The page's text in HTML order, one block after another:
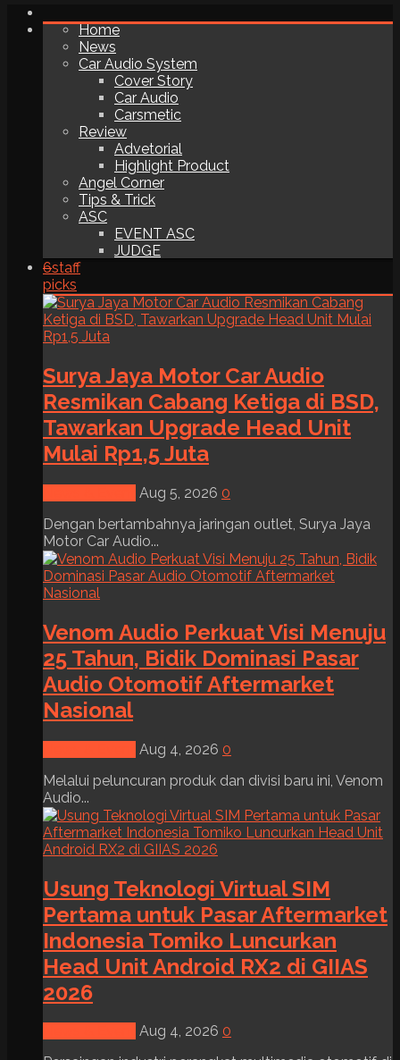
Home
News
Car Audio System
Cover Story
Car Audio
Carsmetic
Review
Advetorial
Highlight Product
Angel Corner
Tips & Trick
ASC
EVENT ASC
JUDGE
6staff
picks
Surya Jaya Motor Car Audio
Resmikan Cabang Ketiga di BSD,
Tawarkan Upgrade Head Unit
Mulai Rp1,5 Juta
Aug 5, 2026 0
Dengan bertambahnya jaringan outlet, Surya Jaya
Motor Car Audio...
Venom Audio Perkuat Visi Menuju
25 Tahun, Bidik Dominasi Pasar
Audio Otomotif Aftermarket
Nasional
Aug 4, 2026 0
Melalui peluncuran produk dan divisi baru ini, Venom
Audio...
Usung Teknologi Virtual SIM
Pertama untuk Pasar Aftermarket
Indonesia Tomiko Luncurkan
Head Unit Android RX2 di GIIAS
2026
Aug 4, 2026 0